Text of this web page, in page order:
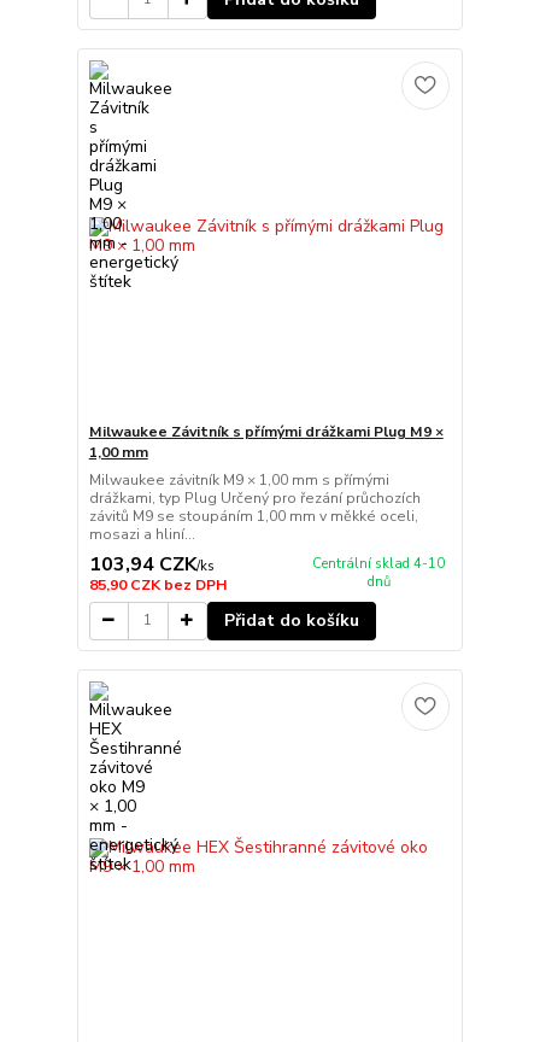
Milwaukee Závitník s přímými drážkami Plug M9 ×
1,00 mm
Milwaukee závitník M9 × 1,00 mm s přímými
drážkami, typ Plug Určený pro řezání průchozích
závitů M9 se stoupáním 1,00 mm v měkké oceli,
mosazi a hliní...
103,94 CZK/ks
85,90 CZKbez DPH
Centrální sklad 4-10
dnů
Přidat do košíku